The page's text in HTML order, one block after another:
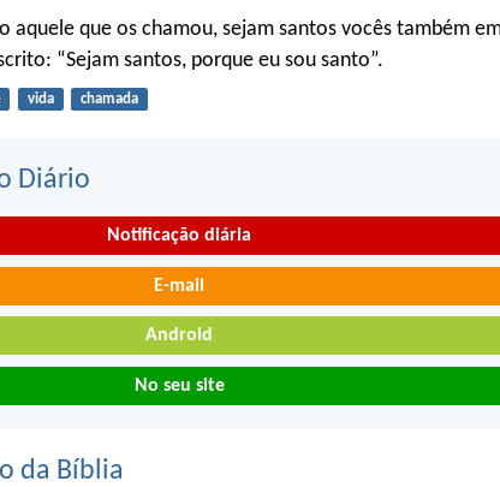
aquele que os chamou, sejam santos vocês também
“Sejam santos, porque eu sou santo”.
vida chamada
Diário
Notificação diária
E-mail
Android
No seu site
da Bíblia